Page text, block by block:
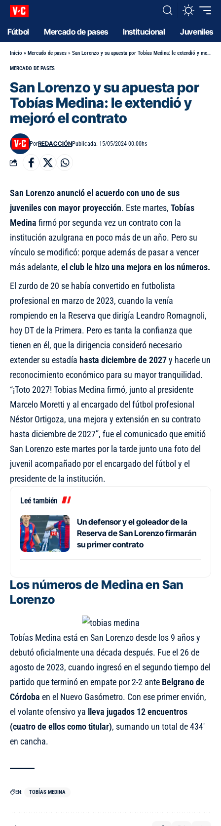
Fútbol Mercado de pases Institucional Juveniles
Inicio » Mercado de pases » San Lorenzo y su apuesta por Tobías Medina: le extendió y mejoró el contrato
MERCADO DE PASES
San Lorenzo y su apuesta por
Tobías Medina: le extendió y
mejoró el contrato
PorREDACCIÓNPublicada: 15/05/2024 00.00hs
San Lorenzo anunció el acuerdo con uno de sus
juveniles con mayor proyección. Este martes, Tobías
Medina firmó por segunda vez un contrato con la
institución azulgrana en poco más de un año. Pero su
vínculo se modificó: porque además de pasar a vencer
más adelante, el club le hizo una mejora en los números.
El zurdo de 20 se había convertido en futbolista
profesional en marzo de 2023, cuando la venía
rompiendo en la Reserva que dirigía Leandro Romagnoli,
hoy DT de la Primera. Pero es tanta la confianza que
tienen en él, que la dirigencia consideró necesario
extender su estadía hasta diciembre de 2027y hacerle un
reconocimiento económico para su mayor tranquilidad.
“¡Toto 2027! Tobias Medina firmó, junto al presidente
Marcelo Moretti y al encargado del fútbol profesional
Néstor Ortigoza, una mejora y extensión en su contrato
hasta diciembre de 2027”, fue el comunicado que emitió
San Lorenzo este martes por la tarde junto una foto del
juvenil acompañado por el encargado del fútbol y el
presidente de la institución.
Leé también
Un defensor y el goleador de la
Reserva de San Lorenzo firmarán
su primer contrato
Los números de Medina en San
Lorenzo
Tobías Medina está en San Lorenzo desde los 9 años y
debutó oficialmente una década después. Fue el 26 de
agosto de 2023, cuando ingresó en el segundo tiempo del
partido que terminó en empate por 2-2 ante Belgrano de
Córdoba en el Nuevo Gasómetro. Con ese primer envión,
el volante ofensivo ya
lleva jugados 12 encuentros
(cuatro de ellos como titular), sumando un total de 434′
en cancha.
EN: TOBÍAS MEDINA